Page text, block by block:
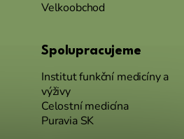
Velkoobchod
Spolupracujeme
Institut funkční medicíny a
výživy
Celostní medicína
Puravia SK